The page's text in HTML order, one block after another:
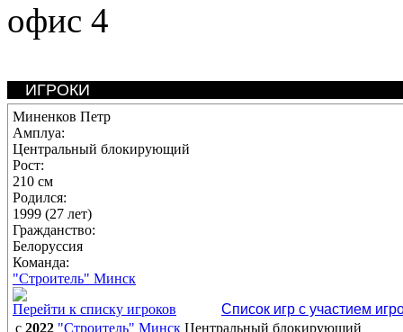
офис 4
ИГРОКИ
Миненков Петр
Амплуа:
Центральный блокирующий
Рост:
210 см
Родился:
1999 (27 лет)
Гражданство:
Белоруссия
Команда:
"Строитель" Минск
Перейти к списку игроков
Список игр с участием
с 2022 "Строитель" Минск Центральный блокирующий